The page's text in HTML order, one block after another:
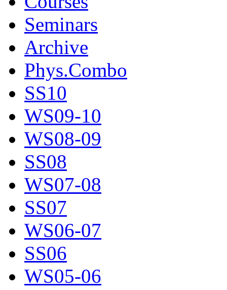
Seminars
Archive
Phys.Combo
SS10
WS09-10
WS08-09
SS08
WS07-08
SS07
WS06-07
SS06
WS05-06